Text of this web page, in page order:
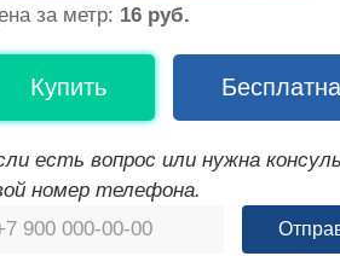
за метр: 16 руб.
Купить
есть вопрос или нужна
номер телефона.